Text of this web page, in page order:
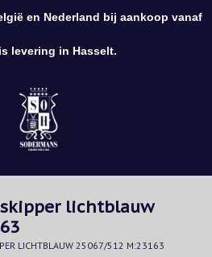
lichtblauw
LICHTBLAUW 25067/512 M:23163
en Nederland bij aankoop vanaf
levering in Hasselt.